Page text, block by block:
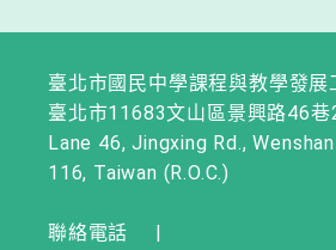
臺北市國民中學課程與教學發展
臺北市11683文山區景興路46巷
Lane 46, Jingxing Rd.,
116, Taiwan (R.O.C.)
聯絡電話
|